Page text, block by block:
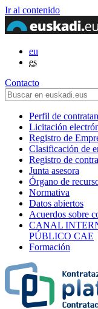
Ir al contenido
eu
es
Contacto
Perfil de
Licitación
Registro de
Clasificación de
Registro de
Junta asesora
Órgano de
Normativa
Datos abiertos
Acuerdos sobre
CANAL
PÚBLICO CAE
Formación